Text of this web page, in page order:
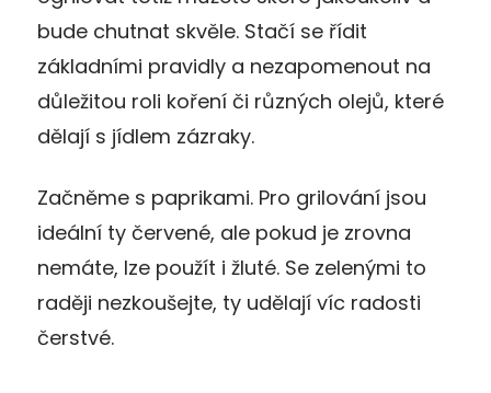
bude chutnat skvěle. Stačí se řídit
základními pravidly a nezapomenout na
důležitou roli koření či různých olejů, které
dělají s jídlem zázraky.
Začněme s paprikami. Pro grilování jsou
ideální ty červené, ale pokud je zrovna
nemáte, lze použít i žluté. Se zelenými to
raději nezkoušejte, ty udělají víc radosti
čerstvé.